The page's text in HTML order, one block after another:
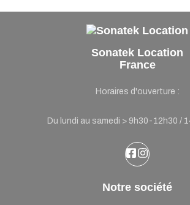
Sonatek Location
France
Horaires d'ouverture :
Du lundi au samedi > 9h30-12h30 /
Notre société